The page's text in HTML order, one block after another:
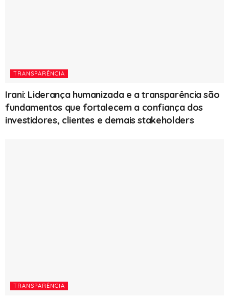
TRANSPARÊNCIA
Irani: Liderança humanizada e a transparência são
fundamentos que fortalecem a confiança dos
investidores, clientes e demais stakeholders
TRANSPARÊNCIA